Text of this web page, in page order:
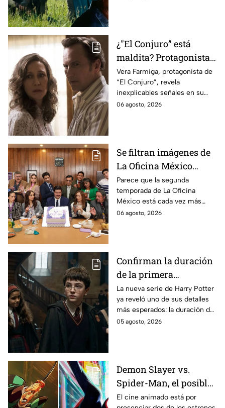
¿"El Conjuro” está
maldita? Protagonista
revela INQUIETANTES
señales en su cuerpo
durante la grabación de
la película
Vera Farmiga, protagonista de
“El Conjuro”, revela
inexplicables señales en su
cuerpo durante el rodaje de la
06 agosto, 2026
Se filtran imágenes de
La Oficina México
temporada 2 y un
detalle desata teorías
entre los fans
Parece que la segunda
temporada de La Oficina
México está cada vez más
cerca, pues el elenco ya se
06 agosto, 2026
Confirman la duración
de la primera
temporada de Harry
Potter y emocionará a
los fans de los libros
La nueva serie de Harry Potter
ya reveló uno de sus detalles
más esperados: la duración de
la primera temporada basada
05 agosto, 2026
Demon Slayer vs.
Spider-Man, el posible
gran enfrentamiento
El cine animado está por